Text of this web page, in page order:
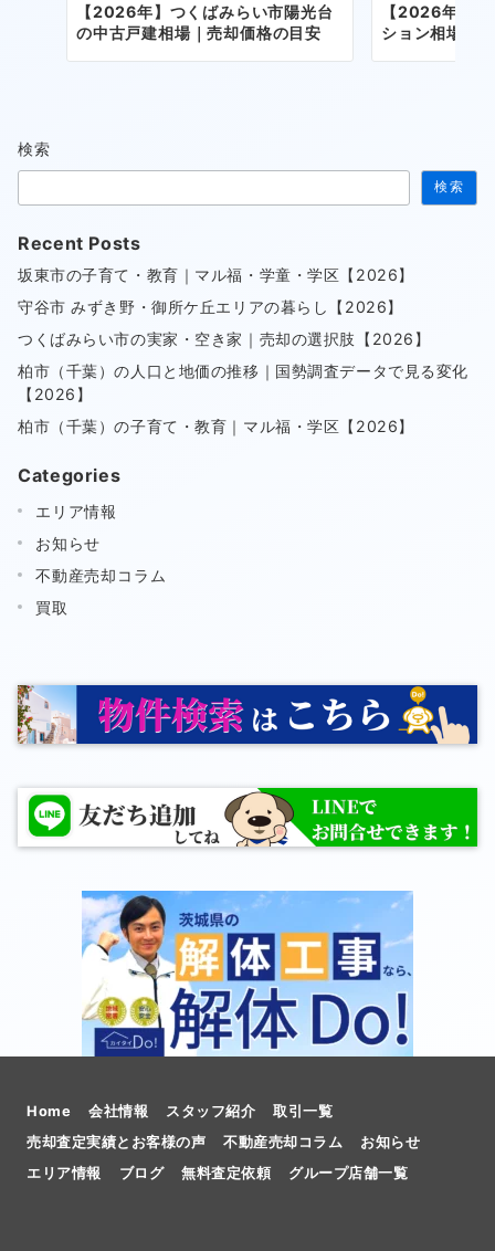
【2026年】つくばみらい市陽光台
の中古戸建相場｜売却価格の目安
【2026年】
ション相場｜
検索
検索
Recent Posts
坂東市の子育て・教育｜マル福・学童・学区【2026】
守谷市 みずき野・御所ケ丘エリアの暮らし【2026】
つくばみらい市の実家・空き家｜売却の選択肢【2026】
柏市（千葉）の人口と地価の推移｜国勢調査データで見る変化
【2026】
柏市（千葉）の子育て・教育｜マル福・学区【2026】
Categories
エリア情報
お知らせ
不動産売却コラム
買取
Home 会社情報 スタッフ紹介
取引一覧
売却査定実績とお客様の声
不動産売却コラム
お知らせ
エリア情報
ブログ 無料査定依頼 グループ店舗一覧